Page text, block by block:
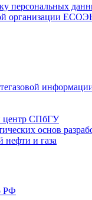
персональных
организации
центр СПбГУ
основ
нефти и газа
РФ